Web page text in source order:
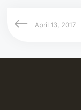
April 13, 2017